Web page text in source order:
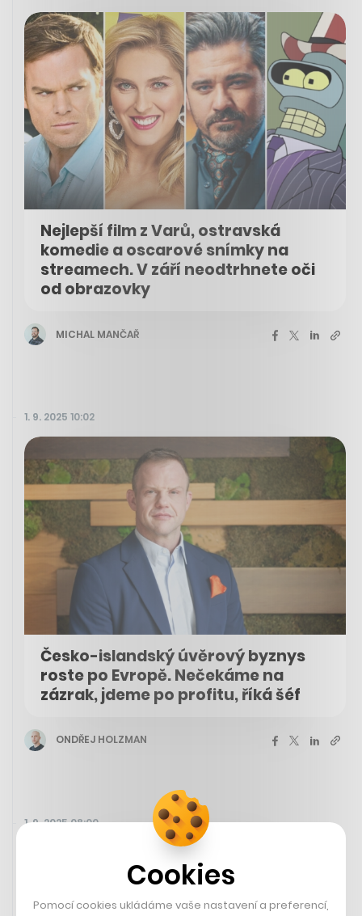
Nejlepší film z Varů, ostravská
komedie a oscarové snímky na
streamech. V září neodtrhnete oči
od obrazovky
MICHAL MANČAŘ
1. 9. 2025 10:02
Česko-islandský úvěrový byznys
roste po Evropě. Nečekáme na
zázrak, jdeme po profitu, říká šéf
ONDŘEJ HOLZMAN
1. 9. 2025 08:00
Newsletter
Kdo není v San Franciscu,
neuspěje
Cookies
Pomocí cookies ukládáme vaše nastavení a preferencí,